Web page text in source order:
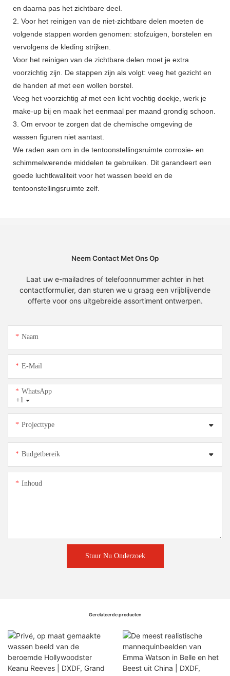
en daarna pas het zichtbare deel.
2. Voor het reinigen van de niet-zichtbare delen moeten de
volgende stappen worden genomen: stofzuigen, borstelen en
vervolgens de kleding strijken.
Voor het reinigen van de zichtbare delen moet je extra
voorzichtig zijn. De stappen zijn als volgt: veeg het gezicht en
de handen af ​​met een wollen borstel.
Veeg het voorzichtig af met een licht vochtig doekje, werk je
make-up bij en maak het eenmaal per maand grondig schoon.
3. Om ervoor te zorgen dat de chemische omgeving de
wassen figuren niet aantast.
We raden aan om in de tentoonstellingsruimte corrosie- en
schimmelwerende middelen te gebruiken. Dit garandeert een
goede luchtkwaliteit voor het wassen beeld en de
tentoonstellingsruimte zelf.
Neem Contact Met Ons Op
Laat uw e-mailadres of telefoonnummer achter in het
contactformulier, dan sturen we u graag een vrijblijvende
offerte voor ons uitgebreide assortiment ontwerpen.
Naam
E-Mail
+1
WhatsApp
Projecttype
Budgetbereik
Inhoud
Stuur Nu Onderzoek
Gerelateerde producten